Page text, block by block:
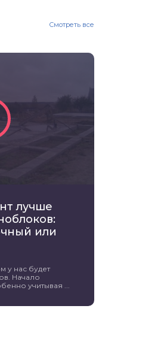
Смотреть все
лучше
или
у нас будет
Начало
учитывая ...